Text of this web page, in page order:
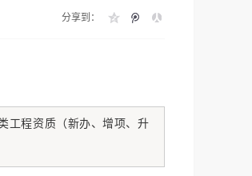
分享到：
工程资质（新办、增项、升